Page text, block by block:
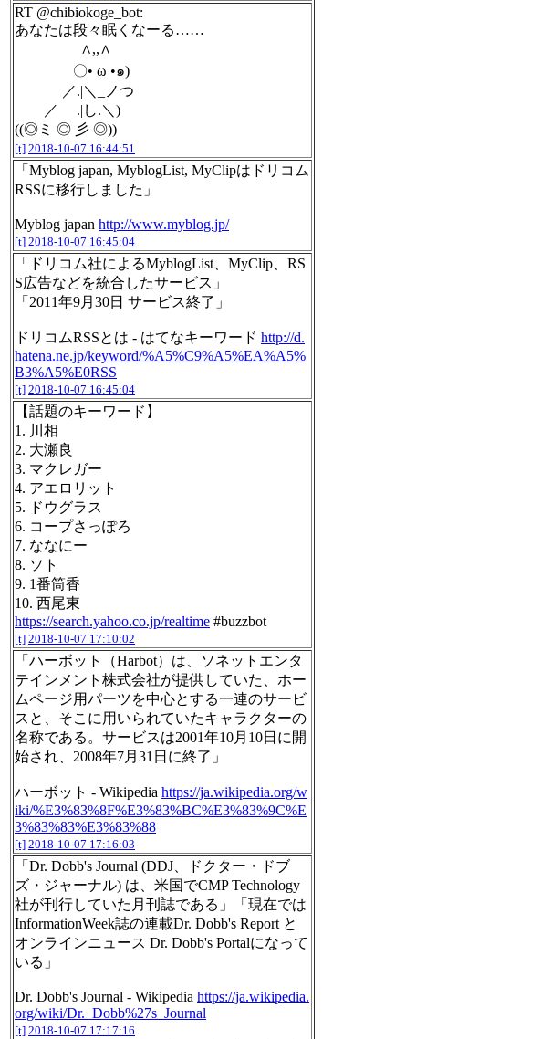
RT @chibiokoge_bot:
あなたは段々眠くなーる……
∧,,∧
〇• ω •๑)
／.|＼_ノつ
／ .|し.＼)
((◎ミ ◎ 彡 ◎))
[t] 2018-10-07 16:44:51
「Myblog japan, MyblogList, MyClipはドリコム
RSSに移行しました」
Myblog japan http://www.myblog.jp/
[t] 2018-10-07 16:45:04
「ドリコム社によるMyblogList、MyClip、RS
S広告などを統合したサービス」
「2011年9月30日 サービス終了」
ドリコムRSSとは - はてなキーワード http://d.
hatena.ne.jp/keyword/%A5%C9%A5%EA%A5%
B3%A5%E0RSS
[t] 2018-10-07 16:45:04
【話題のキーワード】
1. 川相
2. 大瀬良
3. マクレガー
4. アエロリット
5. ドウグラス
6. コープさっぽろ
7. ななにー
8. ソト
9. 1番筒香
10. 西尾東
https://search.yahoo.co.jp/realtime #buzzbot
[t] 2018-10-07 17:10:02
「ハーボット（Harbot）は、ソネットエンタ
テインメント株式会社が提供していた、ホー
ムページ用パーツを中心とする一連のサービ
スと、そこに用いられていたキャラクターの
名称である。サービスは2001年10月10日に開
始され、2008年7月31日に終了」
ハーボット - Wikipedia https://ja.wikipedia.org/w
iki/%E3%83%8F%E3%83%BC%E3%83%9C%E
3%83%83%E3%83%88
[t] 2018-10-07 17:16:03
「Dr. Dobb's Journal (DDJ、ドクター・ドブ
ズ・ジャーナル) は、米国でCMP Technology
社が刊行していた月刊誌である」「現在では
InformationWeek誌の連載Dr. Dobb's Report と
オンラインニュース Dr. Dobb's Portalになって
いる」
Dr. Dobb's Journal - Wikipedia https://ja.wikipedia.
org/wiki/Dr._Dobb%27s_Journal
[t] 2018-10-07 17:17:16